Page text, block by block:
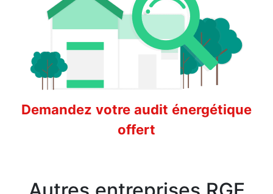
Demandez votre audit énergétique
offert